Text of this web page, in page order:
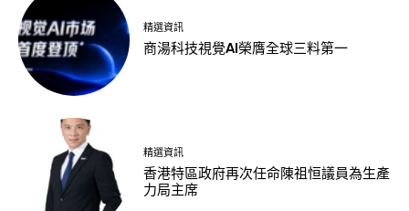
精選資訊
商湯科技視覺AI榮膺全球三料第一
精選資訊
香港特區政府再次任命陳祖恒議員為生產
力局主席